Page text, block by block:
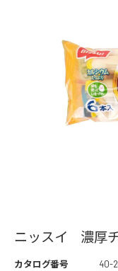
ニッスイ 濃厚
カタログ番号
40-